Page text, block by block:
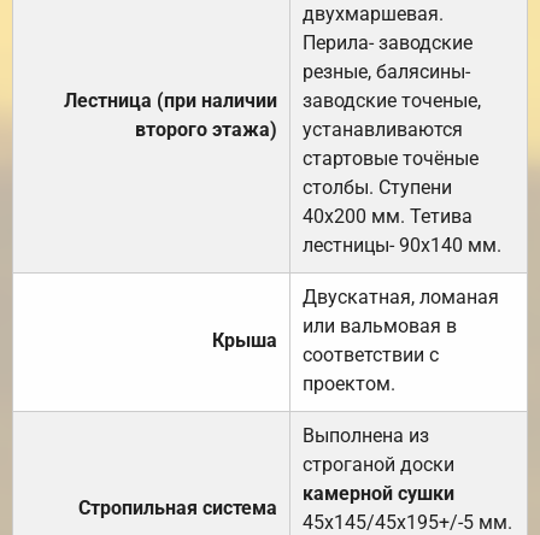
Лестница (при наличии
второго этажа)
двухмаршевая.
Перила- заводские
резные, балясины-
заводские точеные,
устанавливаются
стартовые точёные
столбы. Ступени
40х200 мм. Тетива
лестницы- 90х140 мм.
Крыша
Двускатная, ломаная
или вальмовая в
соответствии с
проектом.
Стропильная система
Выполнена из
строганой доски
камерной сушки
45х145/45х195+/-5 мм.